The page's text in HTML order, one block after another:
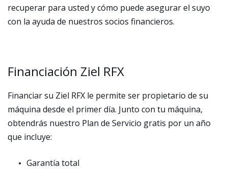
recuperar para usted y cómo puede asegurar el suyo
con la ayuda de nuestros socios financieros.
Financiación Ziel RFX
Financiar su Ziel RFX le permite ser propietario de su
máquina desde el primer día. Junto con tu máquina,
obtendrás nuestro Plan de Servicio gratis por un año
que incluye:
Garantía total